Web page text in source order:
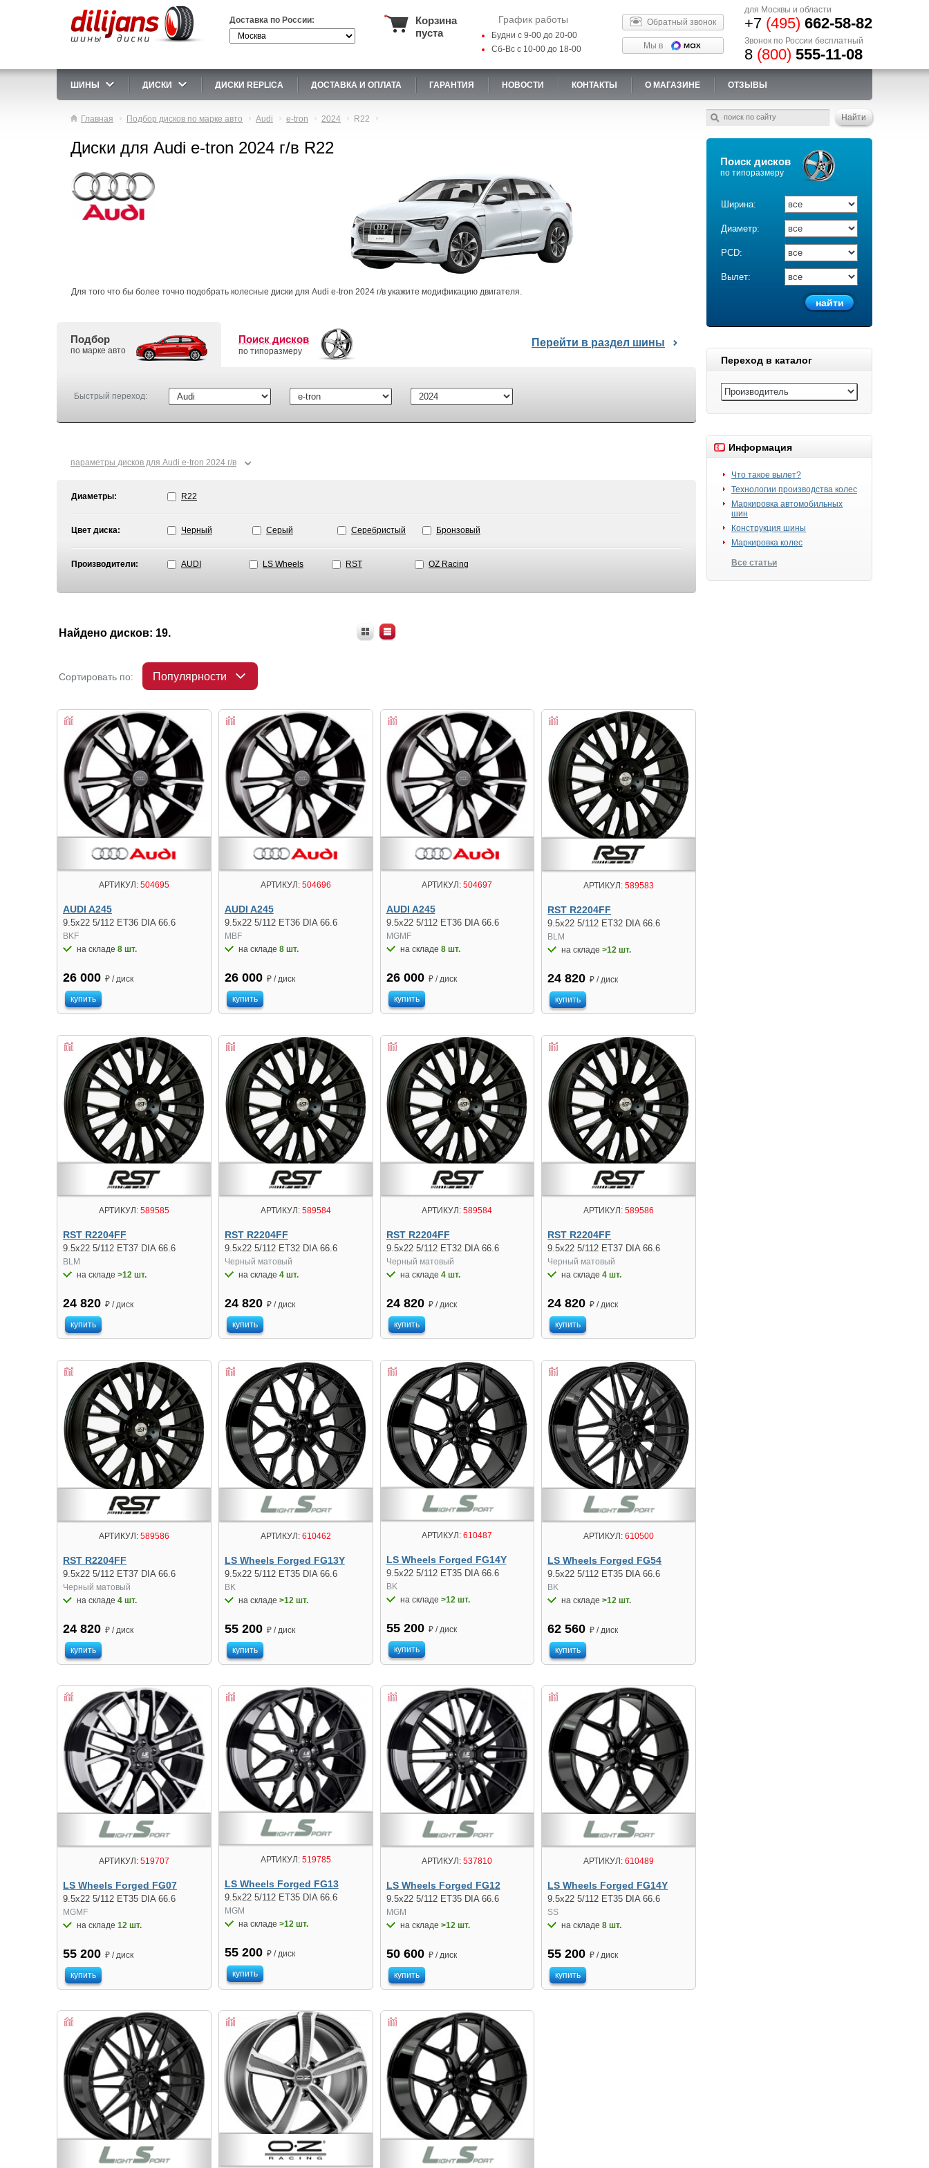
Доставка по России:
Корзина
пуста
График работы
Будни с 9-00 до 20-00
Сб-Вс с 10-00 до 18-00
Обратный звонок
Мы в
для Москвы и области
+7 (495) 662-58-82
Звонок по России бесплатный
8 (800) 555-11-08
ШИНЫ ДИСКИ ДИСКИ REPLICA ДОСТАВКА И ОПЛАТА ГАРАНТИЯ НОВОСТИ КОНТАКТЫ О МАГАЗИНЕ ОТЗЫВЫ
Главная Подбор дисков по марке авто Audi e-tron 2024 R22
Поиск дисков
по типоразмеру
Ширина:
Диаметр:
PCD:
Вылет:
Переход в каталог
Информация
Что такое вылет?
Технологии производства колес
Маркировка автомобильных
шин
Конструкция шины
Маркировка колес
Все статьи
Диски для Audi e-tron 2024 г/в R22
Для того что бы более точно подобрать колесные диски для Audi e-tron 2024 г/в укажите модификацию двигателя.
Перейти в раздел шины
Подбор
по марке авто
Поиск дисков
по типоразмеру
Быстрый переход:
параметры дисков для Audi e-tron 2024 г/в ⌄
Диаметры: R22
Цвет диска: Черный Серый Серебристый Бронзовый
Производители: AUDI LS Wheels RST OZ Racing
Найдено дисков: 19.
Сортировать по: Популярности
АРТИКУЛ:504695
AUDI A245
9.5x22 5/112 ET36 DIA 66.6
BKF
на складе 8 шт.
26 000 ₽ / диск
купить
АРТИКУЛ:504696
AUDI A245
9.5x22 5/112 ET36 DIA 66.6
MBF
на складе 8 шт.
26 000 ₽ / диск
купить
АРТИКУЛ: 504697
AUDI A245
9.5x22 5/112 ET36 DIA 66.6
MGMF
на складе 8 шт.
26 000 ₽ / диск
купить
АРТИКУЛ: 589583
RST R2204FF
9.5x22 5/112 ET32 DIA 66.6
BLM
на складе>12 шт.
24 820 ₽ / диск
купить
АРТИКУЛ:589585
RST R2204FF
9.5x22 5/112 ET37 DIA 66.6
BLM
на складе >12 шт.
24 820 ₽ / диск
купить
АРТИКУЛ:589584
RST R2204FF
9.5x22 5/112 ET32 DIA 66.6
Черный матовый
на складе 4 шт.
24 820 ₽ / диск
купить
АРТИКУЛ: 589584
RST R2204FF
9.5x22 5/112 ET32 DIA 66.6
Черный матовый
на складе 4 шт.
24 820 ₽ / диск
купить
АРТИКУЛ: 589586
RST R2204FF
9.5x22 5/112 ET37 DIA 66.6
Черный матовый
на складе4 шт.
24 820 ₽ / диск
купить
АРТИКУЛ:589586
RST R2204FF
9.5x22 5/112 ET37 DIA 66.6
Черный матовый
на складе 4 шт.
24 820 ₽ / диск
купить
АРТИКУЛ:610462
LS Wheels Forged FG13Y
9.5x22 5/112 ET35 DIA 66.6
BK
на складе >12 шт.
55 200 ₽ / диск
купить
АРТИКУЛ: 610487
LS Wheels Forged FG14Y
9.5x22 5/112 ET35 DIA 66.6
BK
на складе >12 шт.
55 200 ₽ / диск
купить
АРТИКУЛ: 610500
LS Wheels Forged FG54
9.5x22 5/112 ET35 DIA 66.6
BK
на складе>12 шт.
62 560 ₽ / диск
купить
АРТИКУЛ:519707
LS Wheels Forged FG07
9.5x22 5/112 ET35 DIA 66.6
MGMF
на складе 12 шт.
55 200 ₽ / диск
купить
АРТИКУЛ:519785
LS Wheels Forged FG13
9.5x22 5/112 ET35 DIA 66.6
MGM
на складе >12 шт.
55 200 ₽ / диск
купить
АРТИКУЛ: 537810
LS Wheels Forged FG12
9.5x22 5/112 ET35 DIA 66.6
MGM
на складе >12 шт.
50 600 ₽ / диск
купить
АРТИКУЛ: 610489
LS Wheels Forged FG14Y
9.5x22 5/112 ET35 DIA 66.6
SS
на складе8 шт.
55 200 ₽ / диск
купить